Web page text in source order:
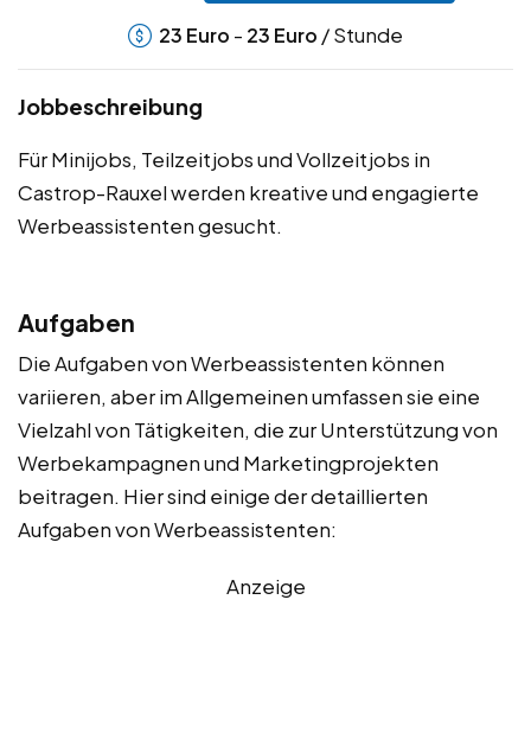
23 Euro - 23 Euro / Stunde
Jobbeschreibung
Für Minijobs, Teilzeitjobs und Vollzeitjobs in
Castrop-Rauxel werden kreative und engagierte
Werbeassistenten gesucht.
Aufgaben
Die Aufgaben von Werbeassistenten können
variieren, aber im Allgemeinen umfassen sie eine
Vielzahl von Tätigkeiten, die zur Unterstützung von
Werbekampagnen und Marketingprojekten
beitragen. Hier sind einige der detaillierten
Aufgaben von Werbeassistenten:
Anzeige